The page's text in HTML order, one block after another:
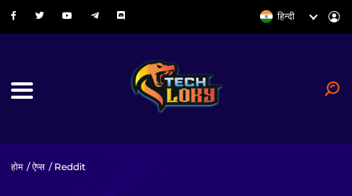
हिन्दी
होम /ऐप्स / Reddit